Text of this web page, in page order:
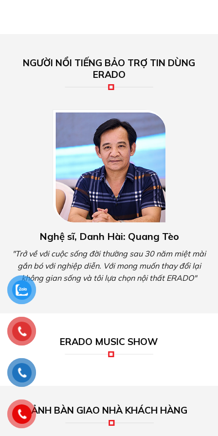
NGƯỜI NỔI TIẾNG BẢO TRỢ TIN DÙNG
ERADO
Nghệ sĩ, Danh Hài: Quang Tèo
"Trở về với cuộc sống đời thường sau 30 năm miệt mài
gắn bó với nghiệp diễn. Với mong muốn thay đổi lại
không gian sống và tôi lựa chọn nội thất ERADO"
ERADO MUSIC SHOW
ẢNH BÀN GIAO NHÀ KHÁCH HÀNG